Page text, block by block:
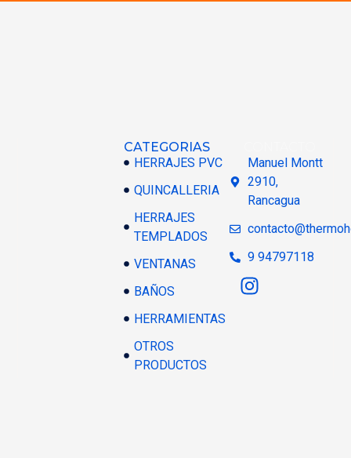
CATEGORIAS
HERRAJES PVC
QUINCALLERIA
HERRAJES
TEMPLADOS
VENTANAS
BAÑOS
HERRAMIENTAS
OTROS
PRODUCTOS
Manuel Montt
2910,
Rancagua
9 94797118